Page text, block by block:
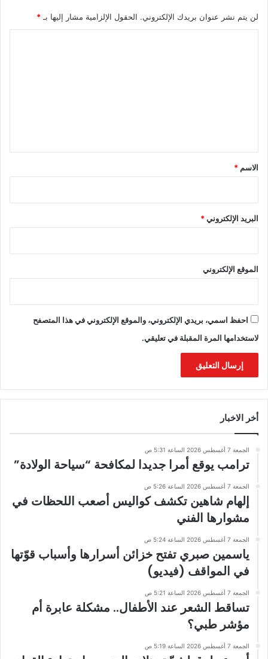
لن يتم نشر عنوان بريدك الإلكتروني. الحقول الإلزامية مشار إليها بـ*
*
الاسم *
البريد الإلكتروني*
الموقع الإلكتروني
احفظ اسمي، بريدي الإلكتروني، والموقع الإلكتروني في هذا المتصفح
لاستخدامها المرة المقبلة في تعليقي.
أخر الاخبار
الجمعة 7 أغسطس 2026 الساعة 5:31 ص
ترامب يوقع أمرا جديدا لمكافحة “سياحة الولادة”
الجمعة 7 أغسطس 2026 الساعة 5:26 ص
إلهام شاهين تكشف كواليس أصعب اللحظات في
مشوارها الفني
الجمعة 7 أغسطس 2026 الساعة 5:24 ص
ياسمين صبري تفتح خزائن أسرارها وأسباب قوّتها
في المواقف (فيديو)
الجمعة 7 أغسطس 2026 الساعة 5:21 ص
تساقط الشعر عند الأطفال.. مشكلة عابرة أم
مؤشر طبي؟
الجمعة 7 أغسطس 2026 الساعة 5:19 ص